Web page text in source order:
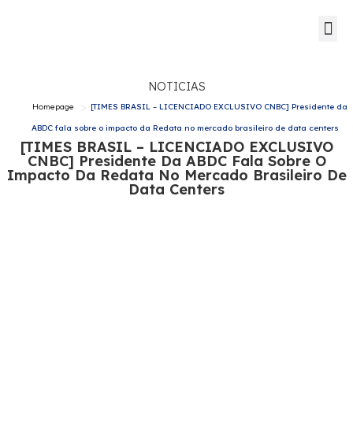
NOTICIAS
Homepage > [TIMES BRASIL – LICENCIADO EXCLUSIVO CNBC] Presidente da
ABDC fala sobre o impacto da Redata no mercado brasileiro de data centers
[TIMES BRASIL – LICENCIADO EXCLUSIVO
CNBC] Presidente Da ABDC Fala Sobre O
Impacto Da Redata No Mercado Brasileiro De
Data Centers